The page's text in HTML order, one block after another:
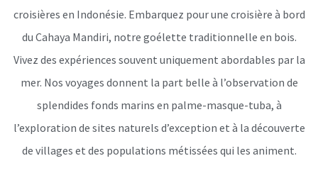
croisières en Indonésie. Embarquez pour une croisière à bord
du Cahaya Mandiri, notre goélette traditionnelle en bois.
Vivez des expériences souvent uniquement abordables par la
mer. Nos voyages donnent la part belle à l’observation de
splendides fonds marins en palme-masque-tuba, à
l’exploration de sites naturels d’exception et à la découverte
de villages et des populations métissées qui les animent.